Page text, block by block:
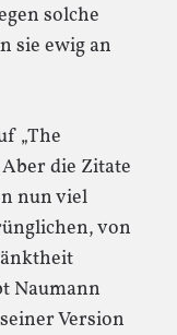
solche
sie ewig an
„The
die Zitate
nun viel
von
Naumann
Version